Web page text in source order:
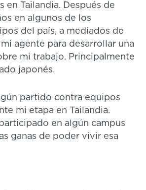
en Tailandia. Después de
en algunos de los
del país, a mediados de
agente para desarrollar una
mi trabajo. Principalmente
japonés.
partido contra equipos
mi etapa en Tailandia.
en algún campus
ganas de poder vivir esa